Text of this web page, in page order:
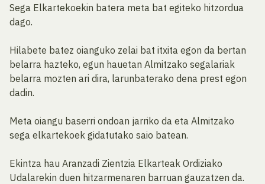
Sega Elkartekoekin batera meta bat egiteko hitzordua
dago.
Hilabete batez oianguko zelai bat itxita egon da bertan
belarra hazteko, egun hauetan Almitzako segalariak
belarra mozten ari dira, larunbaterako dena prest egon
dadin.
Meta oiangu baserri ondoan jarriko da eta Almitzako
sega elkartekoek gidatutako saio batean.
Ekintza hau Aranzadi Zientzia Elkarteak Ordiziako
Udalarekin duen hitzarmenaren barruan gauzatzen da.